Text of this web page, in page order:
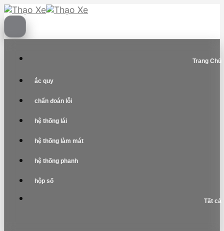
Skip
to
content
Trang Chủ
ắc quy
chẩn đoán lỗi
hệ thống lái
hệ thống làm mát
hệ thống phanh
hộp số
Tất cả